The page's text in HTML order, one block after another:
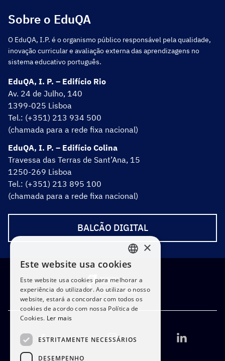
Sobre o EduQA
O EduQA, I.P. é o organismo público responsável pela qualidade,
inovação curricular e avaliação externa das aprendizagens no
sistema educativo português.
EduQA, I. P. – Edifício Rio
Av. 24 de Julho, 140
1399-025 Lisboa
Tel.: (+351) 213 934 500
(chamada para a rede fixa nacional)
EduQA, I. P. – Edifício Colina
Travessa das Terras de Sant’Ana, 15
1250-269 Lisboa
Tel.: (+351) 213 895 100
(chamada para a rede fixa nacional)
BALCÃO DIGITAL
PORTUGUESE
ENGLISH
×
Este website usa cookies
Este website usa cookies para melhorar a
experiência do utilizador. Ao utilizar o nosso
website, estará a concordar com todos os
cookies de acordo com nossa Política de
Cookies. Ler mais
ESTRITAMENTE NECESSÁRIOS
DESEMPENHO